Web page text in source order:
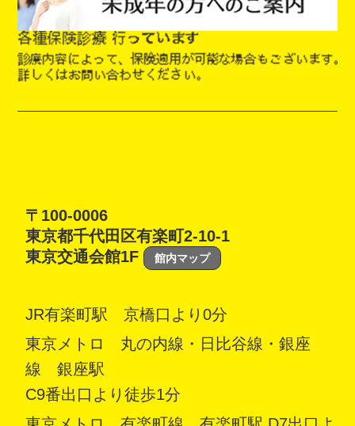
〒100-0006
東京都千代田区有楽町2-10-1
東京交通会館1F
館内マップ
JR有楽町駅 京橋口より0分
東京メトロ 丸の内線・日比谷線・銀座
線 銀座駅
C9番出口より徒歩1分